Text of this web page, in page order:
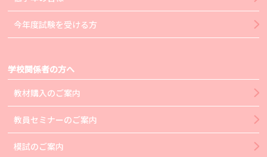
今年度試験を受ける方
学校関係者の方へ
教材購入のご案内
教員セミナーのご案内
模試のご案内